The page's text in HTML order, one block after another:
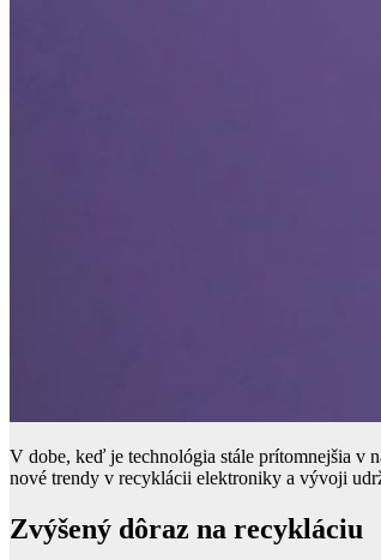
V dobe, keď je technológia stále prítomnejšia v
nové trendy v recyklácii elektroniky a vývoji
Zvýšený dôraz na recykláciu